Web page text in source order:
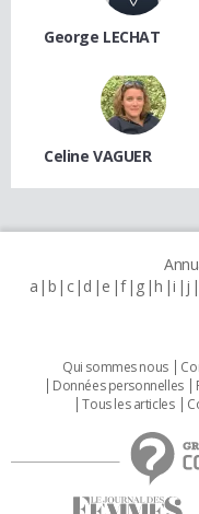
George LECHAT
Celine VAGUER
a b c d e f g h i j
Qui sommes nous
Données personnelles
Tous les articles